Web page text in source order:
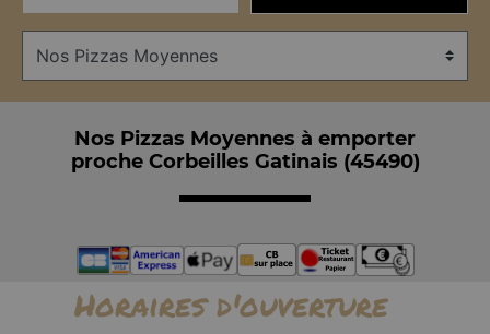
Nos Pizzas Moyennes à emporter
proche Corbeilles Gatinais (45490)
Horaires d'ouverture